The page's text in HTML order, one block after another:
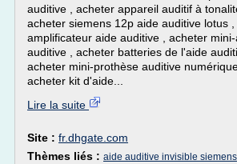
auditive , acheter appareil auditif à
acheter siemens 12p aide auditive lotus
amplificateur aide auditive , acheter
auditive , acheter batteries de l'aide
acheter mini-prothèse auditive
acheter kit d'aide...
Lire la suite
Site : fr.dhgate.com
Thèmes liés : aide auditive invisible siemens